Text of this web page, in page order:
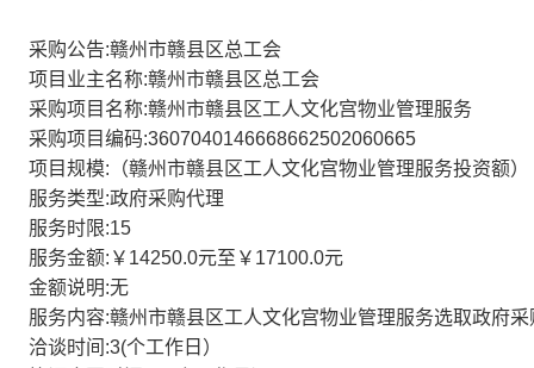
采购公告:赣州市赣县区总工会
项目业主名称:赣州市赣县区总工会
采购项目名称:赣州市赣县区工人文化宫物业管理服务
采购项目编码:3607040146668662502060665
项目规模:（赣州市赣县区工人文化宫物业管理服务投资额）
服务类型:政府采购代理
服务时限:15
服务金额:￥14250.0元至￥17100.0元
金额说明:无
服务内容:赣州市赣县区工人文化宫物业管理服务选取政府
洽谈时间:3(个工作日）